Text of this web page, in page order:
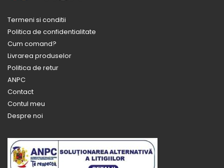
Termeni si conditii
Politica de confidentialitate
Cum comand?
Livrarea produselor
Politica de retur
ANPC
Contact
Contul meu
Despre noi